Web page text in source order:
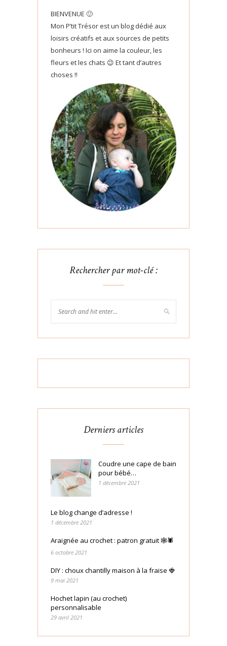
BIENVENUE 🙂
Mon P’tit Trésor est un blog dédié aux
loisirs créatifs et aux sources de petits
bonheurs ! Ici on aime la couleur, les
fleurs et les chats 😉 Et tant d’autres
choses !!
Rechercher par mot-clé :
Derniers articles
Coudre une cape de bain
pour bébé…
1 décembre 2021
Le blog change d’adresse !
1 décembre 2021
Araignée au crochet : patron gratuit 🕸🕷
6 octobre 2021
DIY : choux chantilly maison à la fraise 🍓
9 mai 2021
Hochet lapin (au crochet)
personnalisable
29 avril 2021